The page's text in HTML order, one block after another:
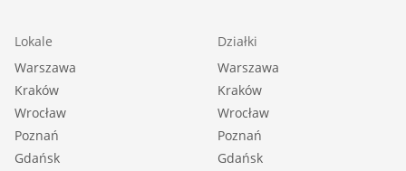
Lokale
Warszawa
Kraków
Wrocław
Poznań
Gdańsk
Działki
Warszawa
Kraków
Wrocław
Poznań
Gdańsk